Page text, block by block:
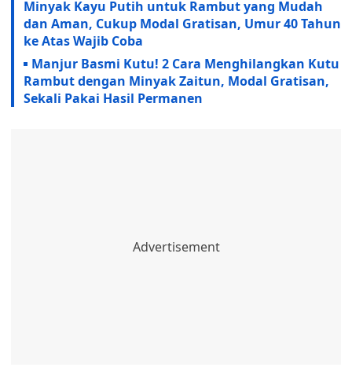
Minyak Kayu Putih untuk Rambut yang Mudah
dan Aman, Cukup Modal Gratisan, Umur 40 Tahun
ke Atas Wajib Coba
Manjur Basmi Kutu! 2 Cara Menghilangkan Kutu
Rambut dengan Minyak Zaitun, Modal Gratisan,
Sekali Pakai Hasil Permanen